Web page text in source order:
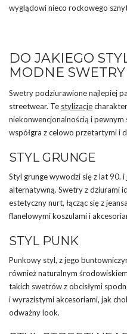
wyglądowi nieco rockowego
DO JAKIEGO
MODNE
Swetry podziurawione najlepiej
streetwear. Te stylizacje
niekonwencjonalnością i
współgra z celowo przetartymi i
STYL GRUNGE
Styl grunge wywodzi się z lat 90.
alternatywną. Swetry z dziurami
estetyczny nurt, łącząc się z
flanelowymi koszulami i
STYL PUNK
Punkowy styl, z jego
również naturalnym
takich swetrów z obcisłymi
i wyrazistymi akcesoriami, jak
odważny look.